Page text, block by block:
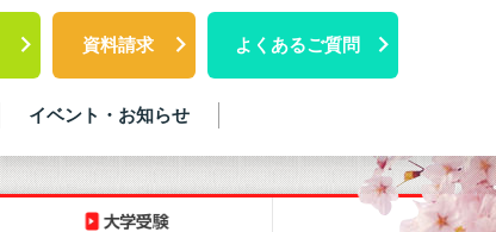
資料請求 よくあるご質問
イベント・お知らせ